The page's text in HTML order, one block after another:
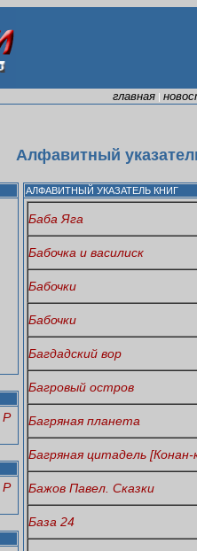
главная |
Алфавитный
Р
Р
АЛФАВИТНЫЙ УКАЗАТЕЛЬ КНИГ
Баба Яга
Бабочка и василиск
Бабочки
Бабочки
Багдадский вор
Багровый остров
Багряная планета
Багряная цитадель [Конан-
Бажов Павел. Сказки
База 24